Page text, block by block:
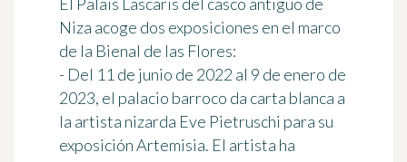
Niza acoge dos exposiciones en el marco
de la Bienal de las Flores:
- Del 11 de junio de 2022 al 9 de enero de
2023, el palacio barroco da carta blanca a
la artista nizarda Eve Pietruschi para su
exposiciónArtemisia. El artista ha